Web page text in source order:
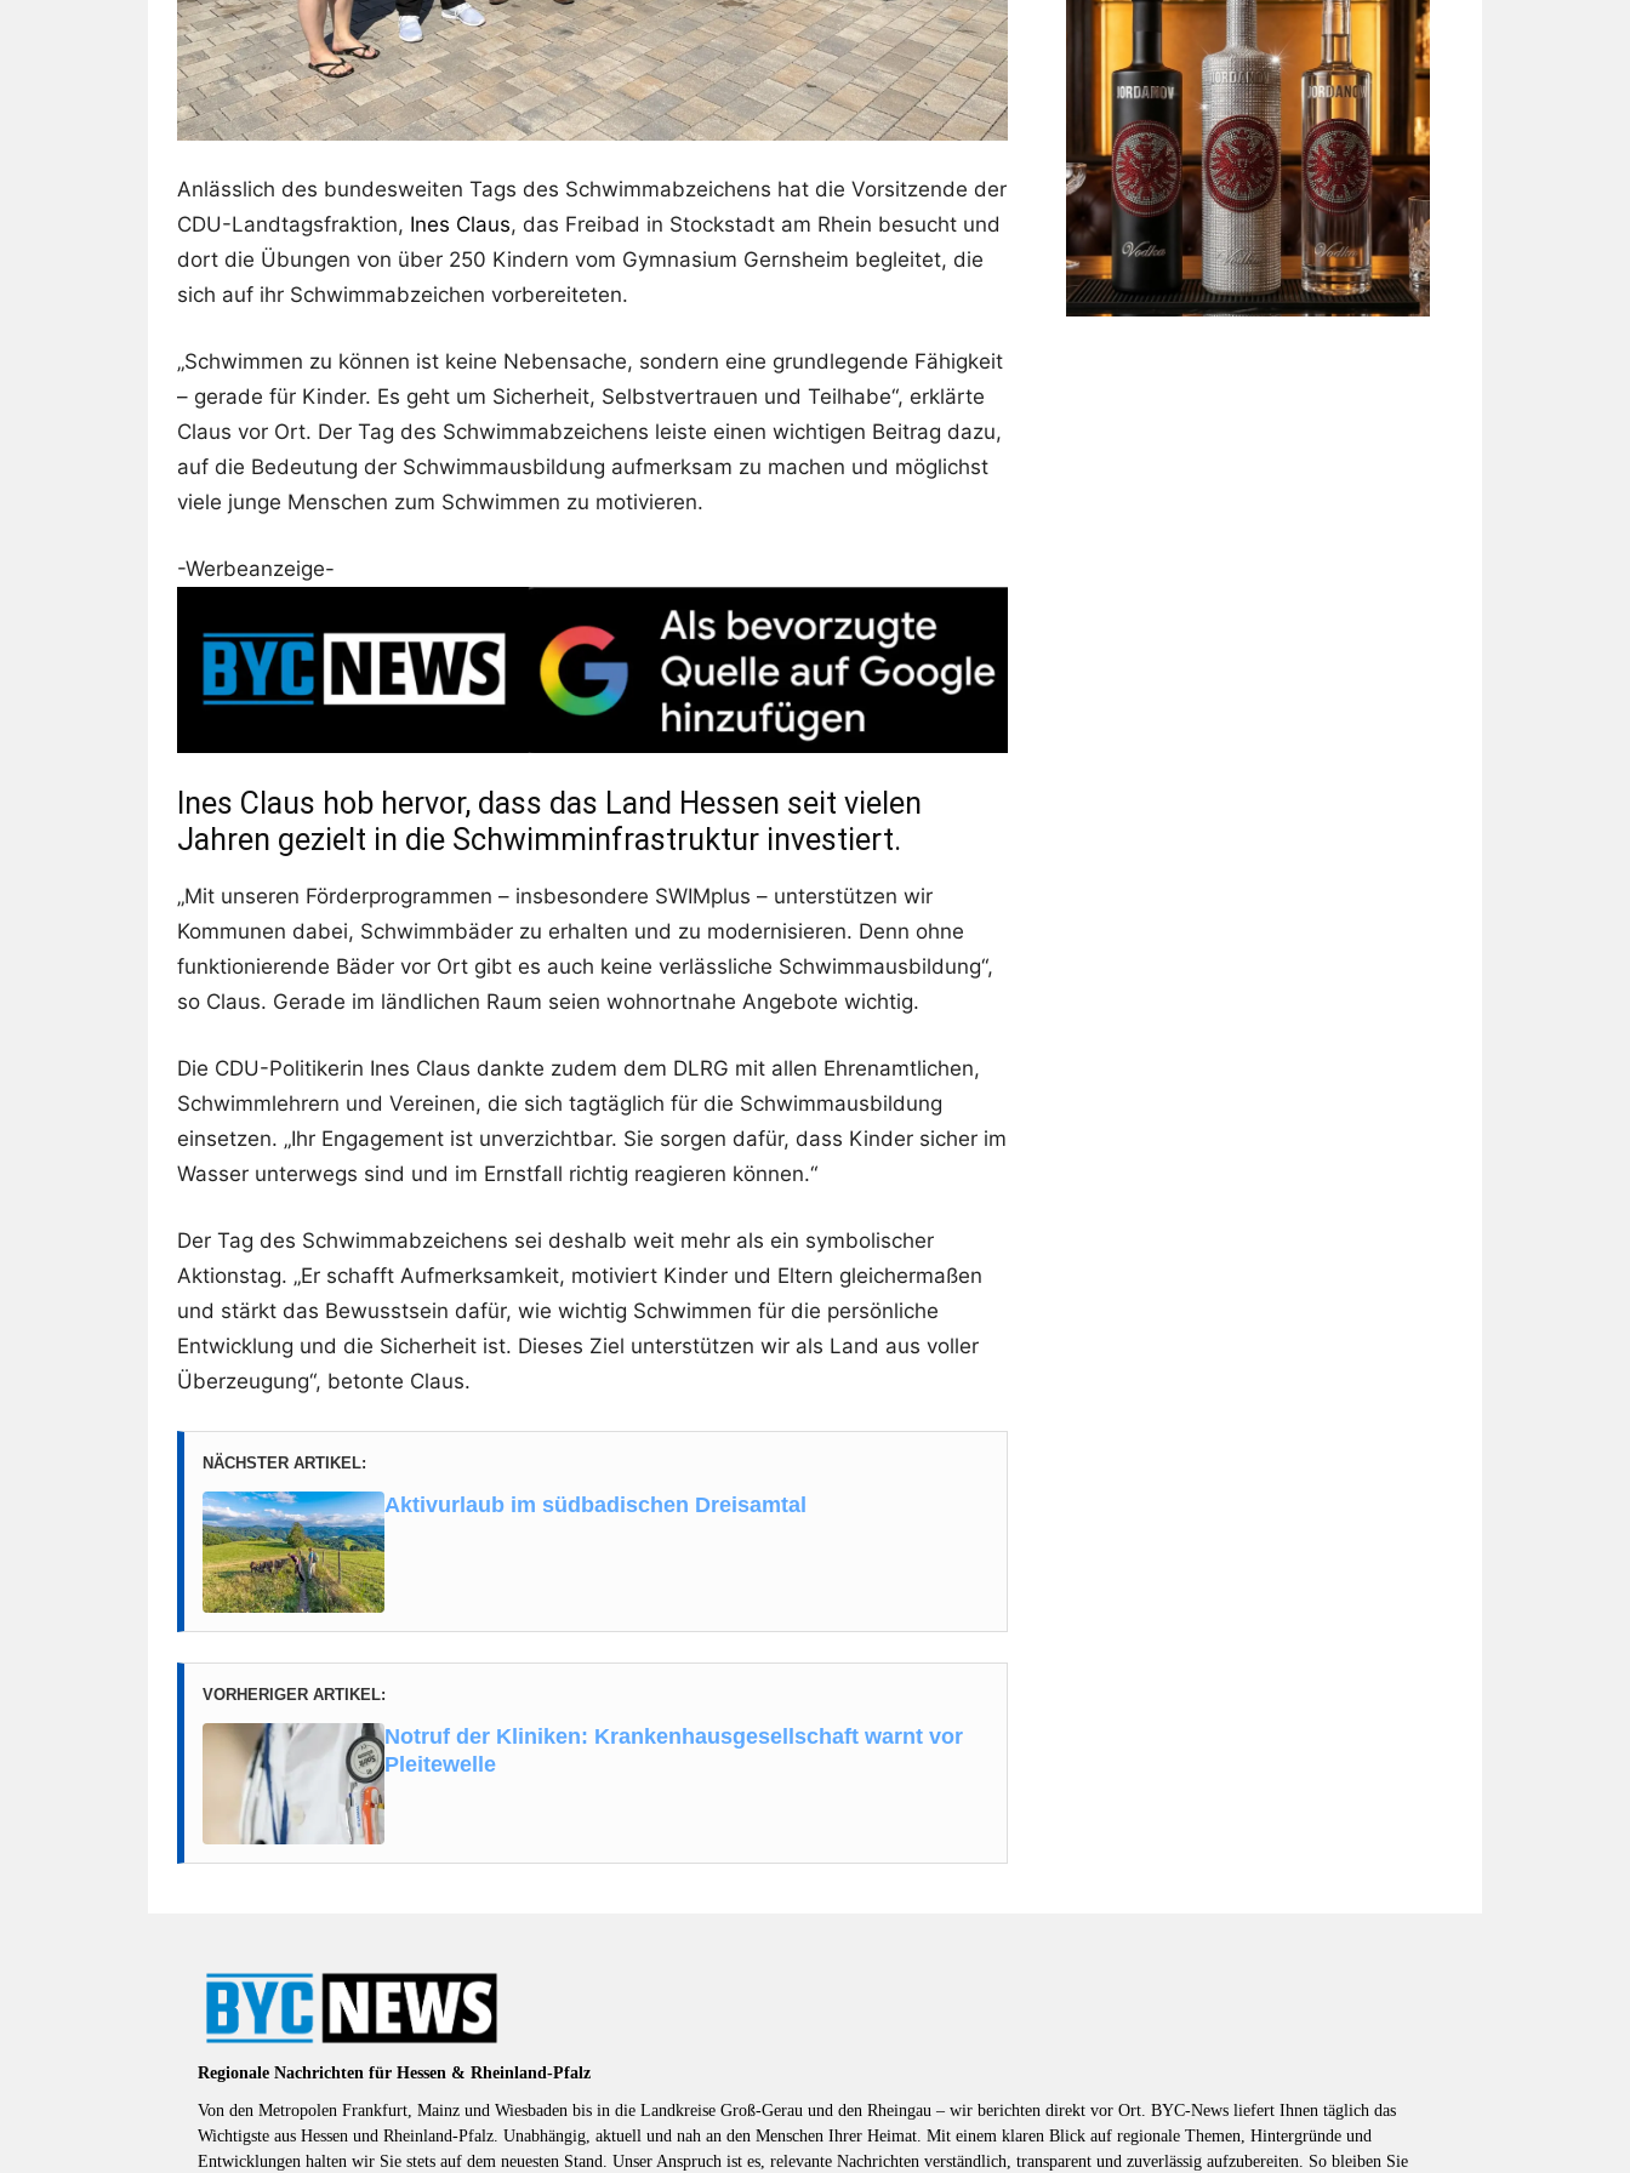
Anlässlich des bundesweiten Tags des Schwimmabzeichens hat die Vorsitzende der
CDU-Landtagsfraktion, Ines Claus, das Freibad in Stockstadt am Rhein besucht und
dort die Übungen von über 250 Kindern vom Gymnasium Gernsheim begleitet, die
sich auf ihr Schwimmabzeichen vorbereiteten.
„Schwimmen zu können ist keine Nebensache, sondern eine grundlegende Fähigkeit
– gerade für Kinder. Es geht um Sicherheit, Selbstvertrauen und Teilhabe“, erklärte
Claus vor Ort. Der Tag des Schwimmabzeichens leiste einen wichtigen Beitrag dazu,
auf die Bedeutung der Schwimmausbildung aufmerksam zu machen und möglichst
viele junge Menschen zum Schwimmen zu motivieren.
-Werbeanzeige-
Ines Claus hob hervor, dass das Land Hessen seit vielen
Jahren gezielt in die Schwimminfrastruktur investiert.
„Mit unseren Förderprogrammen – insbesondere SWIMplus – unterstützen wir
Kommunen dabei, Schwimmbäder zu erhalten und zu modernisieren. Denn ohne
funktionierende Bäder vor Ort gibt es auch keine verlässliche Schwimmausbildung“,
so Claus. Gerade im ländlichen Raum seien wohnortnahe Angebote wichtig.
Die CDU-Politikerin Ines Claus dankte zudem dem DLRG mit allen Ehrenamtlichen,
Schwimmlehrern und Vereinen, die sich tagtäglich für die Schwimmausbildung
einsetzen. „Ihr Engagement ist unverzichtbar. Sie sorgen dafür, dass Kinder sicher im
Wasser unterwegs sind und im Ernstfall richtig reagieren können.“
Der Tag des Schwimmabzeichens sei deshalb weit mehr als ein symbolischer
Aktionstag. „Er schafft Aufmerksamkeit, motiviert Kinder und Eltern gleichermaßen
und stärkt das Bewusstsein dafür, wie wichtig Schwimmen für die persönliche
Entwicklung und die Sicherheit ist. Dieses Ziel unterstützen wir als Land aus voller
Überzeugung“, betonte Claus.
NÄCHSTER ARTIKEL:
Aktivurlaub im südbadischen Dreisamtal
VORHERIGER ARTIKEL:
Notruf der Kliniken: Krankenhausgesellschaft warnt vor
Pleitewelle
Regionale Nachrichten für Hessen & Rheinland-Pfalz
Von den Metropolen Frankfurt, Mainz und Wiesbaden bis in die Landkreise Groß-Gerau und den Rheingau – wir berichten direkt vor Ort. BYC-News liefert Ihnen täglich das
Wichtigste aus Hessen und Rheinland-Pfalz. Unabhängig, aktuell und nah an den Menschen Ihrer Heimat. Mit einem klaren Blick auf regionale Themen, Hintergründe und
Entwicklungen halten wir Sie stets auf dem neuesten Stand. Unser Anspruch ist es, relevante Nachrichten verständlich, transparent und zuverlässig aufzubereiten. So bleiben Sie